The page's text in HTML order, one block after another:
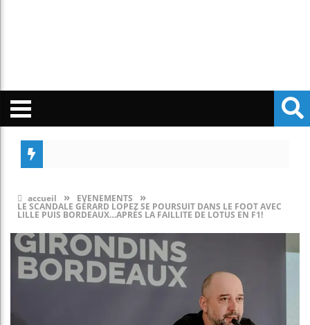
accueil » EVENEMENTS »
LE SCANDALE GÉRARD LOPEZ SE POURSUIT DANS LE FOOT AVEC
LILLE PUIS BORDEAUX…APRÉS LA FAILLITE DE LOTUS EN F1!